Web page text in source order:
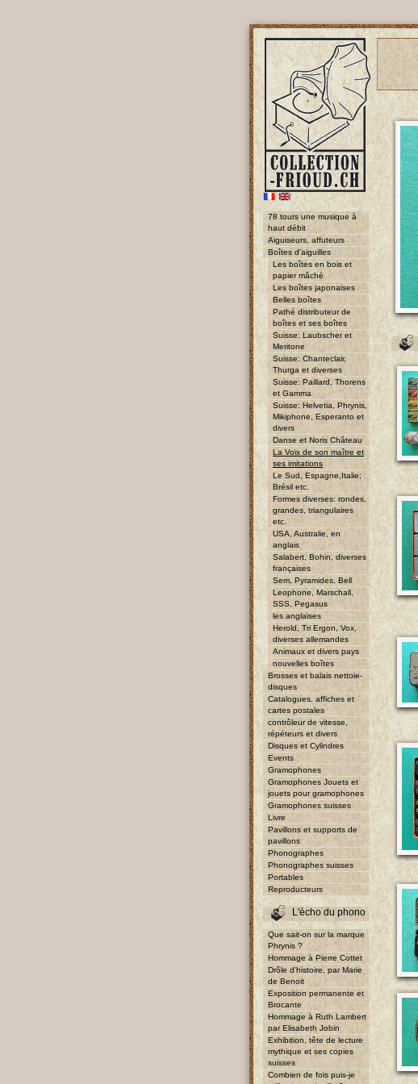
78 tours une musique à
haut débit
Aiguiseurs, affuteurs
Boîtes d'aiguilles
Les boîtes en bois et
papier mâché
Les boîtes japonaises
Belles boîtes
Pathé distributeur de
boîtes et ses boîtes
Suisse: Laubscher et
Meritone
Suisse: Chanteclair,
Thurga et diverses
Suisse: Paillard, Thorens
et Gamma
Suisse: Helvetia, Phrynis,
Mikiphone, Esperanto et
divers
Danse et Noris Château
La Voix de son maître et
ses imitations
Le Sud, Espagne,Italie;
Brésil etc.
Formes diverses: rondes,
grandes, triangulaires
etc.
USA, Australie, en
anglais
Salabert, Bohin, diverses
françaises
Sem, Pyramides, Bell
Leophone, Marschall,
SSS, Pegasus
les anglaises
Herold, Tri Ergon, Vox,
diverses allemandes
Animaux et divers pays
nouvelles boîtes
Brosses et balais nettoie-
disques
Catalogues, affiches et
cartes postales
contrôleur de vitesse,
répéteurs et divers
Disques et Cylindres
Events
Gramophones
Gramophones Jouets et
jouets pour gramophones
Gramophones suisses
Livre
Pavillons et supports de
pavillons
Phonographes
Phonographes suisses
Portables
Reproducteurs
L'écho du phono
Que sait-on sur la marque
Phrynis ?
Hommage à Pierre Cottet
Drôle d'histoire, par Marie
de Benoit
Exposition permanente et
Brocante
Hommage à Ruth Lambert
par Elisabeth Jobin
Exhibition, tête de lecture
mythique et ses copies
suisses
Combien de fois puis-je